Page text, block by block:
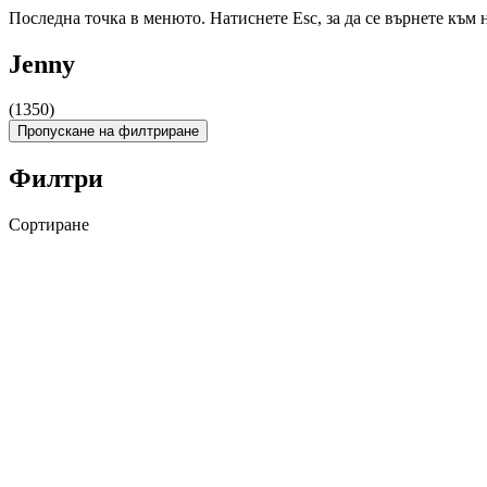
Последна точка в менюто. Натиснете Esc, за да се върнете към
Jenny
(1350)
Пропускане на филтриране
Филтри
Сортиране